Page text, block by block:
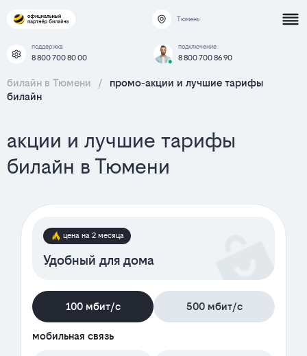
Тюмень
поддержка
8 800 700 80 00
подключение
8 800 700 86 90
билайн в Тюмени /
промо-акции и лучшие тарифы
билайн
акции и лучшие тарифы
билайн в Тюмени
цена на 2 месяца
Удобный для дома
100 мбит/с 500 мбит/с
мобильная связь